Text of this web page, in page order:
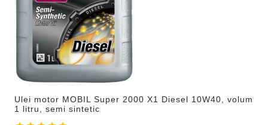
Ulei motor MOBIL Super 2000 X1 Diesel 10W40, volum
1 litru, semi sintetic